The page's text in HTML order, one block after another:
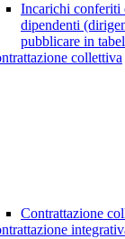
Incarichi conferiti
dipendenti
pubblicare in
collettiva
Contrattazione